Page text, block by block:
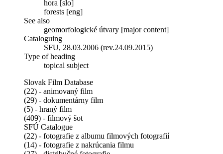
hora [slo]
forests [eng]
See also
geomorfologické útvary [major content]
Cataloguing
SFU, 28.03.2006 (rev.24.09.2015)
Type of heading
topical subject
Slovak Film Database
(22) - animovaný film
(29) - dokumentárny film
(5) - hraný film
(409) - filmový šot
SFÚ Catalogue
(22) - fotografie z albumu filmových fotografií
(14) - fotografie z nakrúcania filmu